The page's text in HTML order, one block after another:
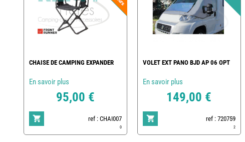
CHAISE DE CAMPING EXPANDER
En savoir plus
95,00 €
ref : CHAI007
0
VOLET EXT PANO BJD AP 06 OPT
En savoir plus
149,00 €
ref : 720759
2